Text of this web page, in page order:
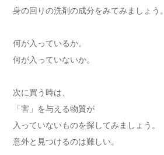
身の回りの洗剤の成分をみてみましょう。
何が入っているか。
何が入っていないか。
次に買う時は、
「害」を与える物質が
入っていないものを探してみましょう。
意外と見つけるのは難しい。